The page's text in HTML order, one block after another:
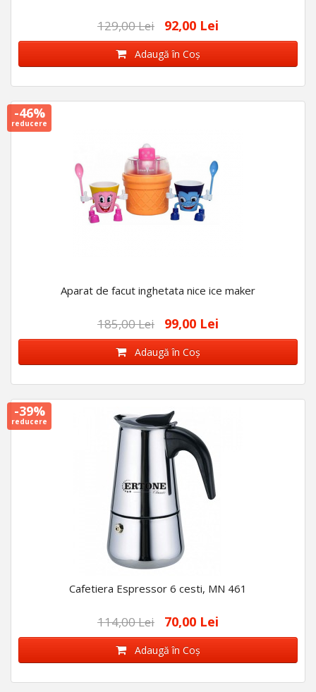
129,00 Lei 92,00 Lei
Adaugă în Coş
-46%
reducere
Aparat de facut inghetata nice ice maker
185,00 Lei 99,00 Lei
Adaugă în Coş
-39%
reducere
Cafetiera Espressor 6 cesti, MN 461
114,00 Lei 70,00 Lei
Adaugă în Coş